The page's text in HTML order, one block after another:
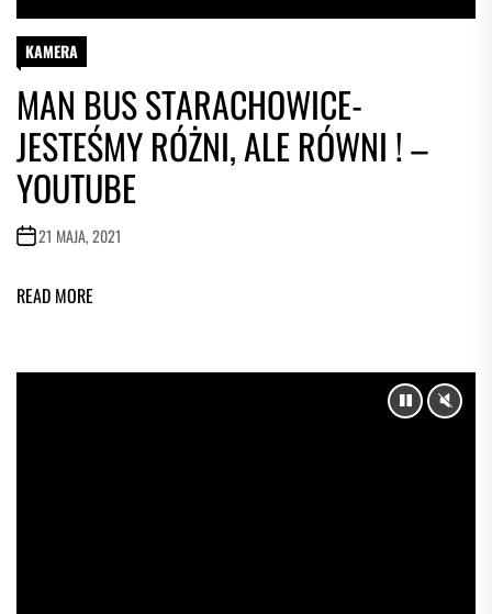
KAMERA
MAN BUS STARACHOWICE-
JESTEŚMY RÓŻNI, ALE RÓWNI ! –
YOUTUBE
21 MAJA, 2021
READ MORE
PAUSE